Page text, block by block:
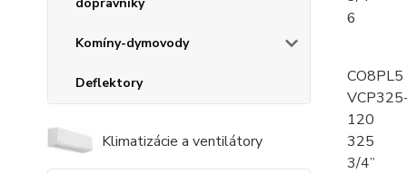
Komíny-dymovody
Deflektory
Klimatizácie a ventilátory
6
CO8PL5
120
325
3/4”